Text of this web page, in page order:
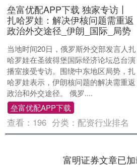
垒富优配APP下载 独家专访丨
扎哈罗娃：解决伊核问题需重返
政治外交途径_伊朗_国际_局势
当地时间20日，俄罗斯外交部发言人扎
哈罗娃在圣彼得堡国际经济论坛总台演
播室接受专访。围绕中东地区局势，扎
哈罗娃表示，伊朗核问题的解决需重返
政治和外交途径。 俄罗....
垒富优配APP下载
查看： 196 分类： 配资行业排名
富明证券文章已